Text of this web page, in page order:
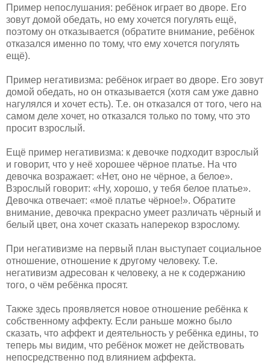
Пример непослушания: ребёнок играет во дворе. Его
зовут домой обедать, но ему хочется погулять ещё,
поэтому он отказывается (обратите внимание, ребёнок
отказался именно по тому, что ему хочется погулять
ещё).
Пример негативизма: ребёнок играет во дворе. Его зовут
домой обедать, но он отказывается (хотя сам уже давно
нагулялся и хочет есть). Т.е. он отказался от того, чего на
самом деле хочет, но отказался только по тому, что это
просит взрослый.
Ещё пример негативизма: к девочке подходит взрослый
и говорит, что у неё хорошее чёрное платье. На что
девочка возражает: «Нет, оно не чёрное, а белое».
Взрослый говорит: «Ну, хорошо, у тебя белое платье».
Девочка отвечает: «моё платье чёрное!». Обратите
внимание, девочка прекрасно умеет различать чёрный и
белый цвет, она хочет сказать наперекор взрослому.
При негативизме на первый план выступает социальное
отношение, отношение к другому человеку. Т.е.
негативизм адресован к человеку, а не к содержанию
того, о чём ребёнка просят.
Также здесь проявляется новое отношение ребёнка к
собственному аффекту. Если раньше можно было
сказать, что аффект и деятельность у ребёнка едины, то
теперь мы видим, что ребёнок может не действовать
непосредственно под влиянием аффекта.